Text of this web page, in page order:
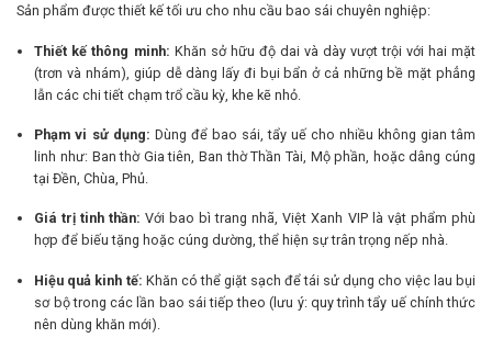
Sản phẩm được thiết kế tối ưu cho nhu cầu bao sái chuyên nghiệp:
Thiết kế thông minh: Khăn sở hữu độ dai và dày vượt trội với hai mặt
(trơn và nhám), giúp dễ dàng lấy đi bụi bẩn ở cả những bề mặt phẳng
lẫn các chi tiết chạm trổ cầu kỳ, khe kẽ nhỏ.
Phạm vi sử dụng: Dùng để bao sái, tẩy uế cho nhiều không gian tâm
linh như: Ban thờ Gia tiên, Ban thờ Thần Tài, Mộ phần, hoặc dâng cúng
tại Đền, Chùa, Phủ.
Giá trị tinh thần: Với bao bì trang nhã, Việt Xanh VIP là vật phẩm phù
hợp để biếu tặng hoặc cúng dường, thể hiện sự trân trọng nếp nhà.
Hiệu quả kinh tế: Khăn có thể giặt sạch để tái sử dụng cho việc lau bụi
sơ bộ trong các lần bao sái tiếp theo (lưu ý: quy trình tẩy uế chính thức
nên dùng khăn mới).